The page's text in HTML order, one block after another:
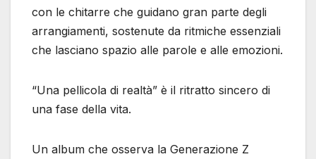
con le chitarre che guidano gran parte degli
arrangiamenti, sostenute da ritmiche essenziali
che lasciano spazio alle parole e alle emozioni.
“Una pellicola di realtà” è il ritratto sincero di
una fase della vita.
Un album che osserva la Generazione Z